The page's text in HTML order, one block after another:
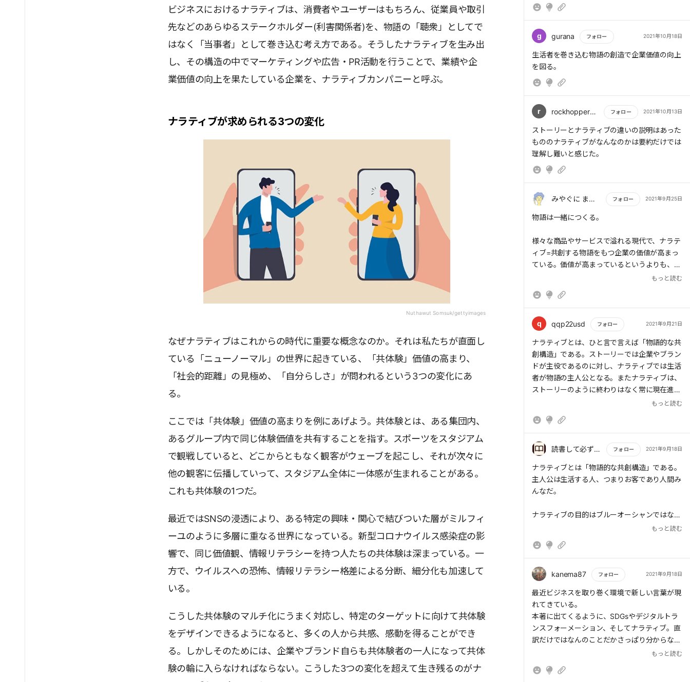
ビジネスにおけるナラティブは、消費者やユーザーはもちろん、従業員や取引
先などのあらゆるステークホルダー(利害関係者)を、物語の「聴衆」としてで
はなく「当事者」として巻き込む考え方である。そうしたナラティブを生み出
し、その構造の中でマーケティングや広告・PR活動を行うことで、業績や企
業価値の向上を果たしている企業を、ナラティブカンパニーと呼ぶ。
ナラティブが求められる3つの変化
Nuthawut Somsuk/gettyimages
なぜナラティブはこれからの時代に重要な概念なのか。それは私たちが直面し
ている「ニューノーマル」の世界に起きている、「共体験」価値の高まり、
「社会的距離」の見極め、「自分らしさ」が問われるという3つの変化にあ
る。
ここでは「共体験」価値の高まりを例にあげよう。共体験とは、ある集団内、
あるグループ内で同じ体験価値を共有することを指す。スポーツをスタジアム
で観戦していると、どこからともなく観客がウェーブを起こし、それが次々に
他の観客に伝播していって、スタジアム全体に一体感が生まれることがある。
これも共体験の1つだ。
最近ではSNSの浸透により、ある特定の興味・関心で結びついた層がミルフィ
ーユのように多層に重なる世界になっている。新型コロナウイルス感染症の影
響で、同じ価値観、情報リテラシーを持つ人たちの共体験は深まっている。一
方で、ウイルスへの恐怖、情報リテラシー格差による分断、細分化も加速して
いる。
こうした共体験のマルチ化にうまく対応し、特定のターゲットに向けて共体験
をデザインできるようになると、多くの人から共感、感動を得ることができ
る。しかしそのためには、企業やブランド自らも共体験者の一人になって共体
験の輪に入らなければならない。こうした3つの変化を超えて生き残るのがナ
く、そのブランドが「長期的かつ独占的」に保
有できることが重要となります。そのうえでパ
ーパス設定は経営者がオーナーシップを持つべ
き仕事といえます。
パーセプションとは、知覚・理解・認識、つ
まりモノゴトの見え方や捉え方を指します。ま
た認識の変容をパーセプションチェンジと呼び
ナラティブは認知向上のためにあるわけでは
ありません。パーパスの具現化がナラティブだ
とすれば、その目的は「より知ってもらうこ
と」ではなく、何らかの価値観にもとづき社会
パーセプションを形成するとき、とくにパー
セプションチェンジを狙う場合は、自分たちは
現在どのように見られているかを認識したうえ
で、「私たちはこう見られるべきだ」という客
のです。
また、パーセプション形成の対象は、自社の
マーケティングや広報戦略上、カテゴリーとプ
ロダクト、どちらが効果的かを考えて判断しま
す。たとえば、洋酒メーカーのバカルディ ジ
ンと肉以上に相性がいい」というプレスリリー
スを発表し、カレー業界への啓蒙活動を積極的
に展開しました。こうしてジントニックという
カテゴリーのパーセプションを、カクテルの一
種から大衆的なアルコール飲料へと変化させた
ナラティブスクリプトの作成とはナラティブ
を「描く」ことです。社会を舞台に、演者たる
当該企業とステークホルダーが、どのような物
語を永続的に紡いでいくべきなのか決めること
です。
ナラティブを「描く」際には、まずナラティ
ブの「タイトル」を決め、語りたい物語を明確
次に「範囲」と「余白」を設定します。範囲
人物を決めることです。その決定根拠には自社
のステークホルダー構造や成果イメージがあげ
られます。対して余白の設定とは、ステークホ
す。ナラティブが共創の物語構造であるかぎ
り、これもまた重要な判断要素です。
ナラティブスクリプトには、未来のステーク
ホルダー体験を組み込むことも忘れてはならな
いのです。ナラティブは現在進行形であり、未
来をも包含します。共創される物語の中で、顧
定していきながら、ナラティブを作り上げてい
いのだろうか。
g gurana フォロー 2021年10月18日
もっと読む
生活者を巻き込む物語の創造で企業価値の向上
を図る。
r rockhoppersw フォロー 2021年10月13日
もっと読む
ストーリーとナラティブの違いの説明はあった
もののナラティブがなんなのかは要約だけでは
理解し難いと感じた。
みやぐに まさと フォロー 2021年9月25日
もっと読む
物語は一緒につくる。
様々な商品やサービスで溢れる現代で、ナラテ
ィブ=共創する物語をもつ企業の価値が高まっ
ている。価値が高まっているというよりも、
我々サービスを受け取る側として物語を一緒に
しい。乗り越えたい課題や迎え入れたい未来は
ィブをもつ企業とともに自分の人生をつくって
もっと読む
q qqp22usd フォロー 2021年9月21日
もっと読む
ナラティブとは、ひと言で言えば「物語的な共
創構造」である。ストーリーでは企業やブラン
ドが主役であるのに対し、ナラティブでは生活
者が物語の主人公となる。またナラティブは、
ストーリーのように終わりはなく常に現在進行
形であり、「これから起こること」を含む。そ
ストーリーとは違って、社会全体を舞台とす
もっと読む
読書して必ず学びを得る者 フォロー 2021年9月18日
もっと読む
ナラティブとは「物語的な共創構造」である。
主人公は生活する人、つまりお客であり人間み
んなだ。
ナラティブの目的はブルーオーシャンではな
もっと読む
kanema87 フォロー 2021年9月18日
もっと読む
最近ビジネスを取り巻く環境で新しい言葉が現
れてきている。
本著に出てくるように、SDGsやデジタルトラ
ンスフォーメーション、そしてナラティブ。直
訳だけではなんのことだかさっぱり分からな
い。ナラティブとは〜の文書を読み進めても漠
て他の書籍も読む事で徐々に理解が進む。
もっと読む